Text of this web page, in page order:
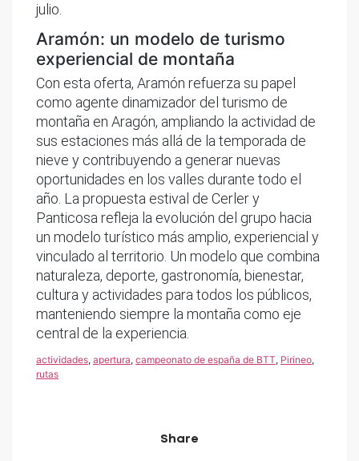
julio.
Aramón: un modelo de turismo
experiencial de montaña
Con esta oferta, Aramón refuerza su papel
como agente dinamizador del turismo de
montaña en Aragón, ampliando la actividad de
sus estaciones más allá de la temporada de
nieve y contribuyendo a generar nuevas
oportunidades en los valles durante todo el
año. La propuesta estival de Cerler y
Panticosa refleja la evolución del grupo hacia
un modelo turístico más amplio, experiencial y
vinculado al territorio. Un modelo que combina
naturaleza, deporte, gastronomía, bienestar,
cultura y actividades para todos los públicos,
manteniendo siempre la montaña como eje
central de la experiencia.
actividades, apertura, campeonato de españa de BTT, Pirineo,
rutas
Share